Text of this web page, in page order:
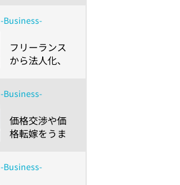
みた～
る？～創業か
期に向かう小
規模事業者に
話～
-Business-
​フリーランス
から法人化、
手くマネジメ
とは？
-Business-
​価格交渉や価
格転嫁をうま
騰の時代、中
-Business-